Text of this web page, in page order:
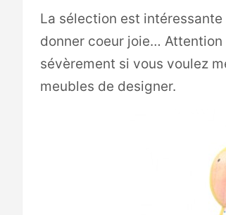
La sélection est
donner coeur joie…
sévèrement si vous voulez
meubles de designer.